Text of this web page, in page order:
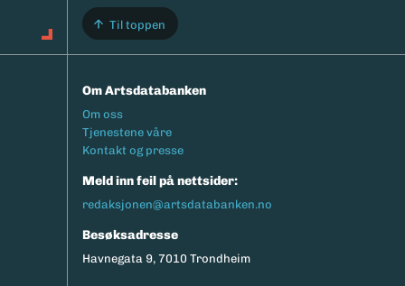
Til toppen
Om Artsdatabanken
Footermeny
Om oss
Tjenestene våre
Kontakt og presse
Meld inn feil på nettsider:
redaksjonen@artsdatabanken.no
Besøksadresse
Havnegata 9, 7010 Trondheim